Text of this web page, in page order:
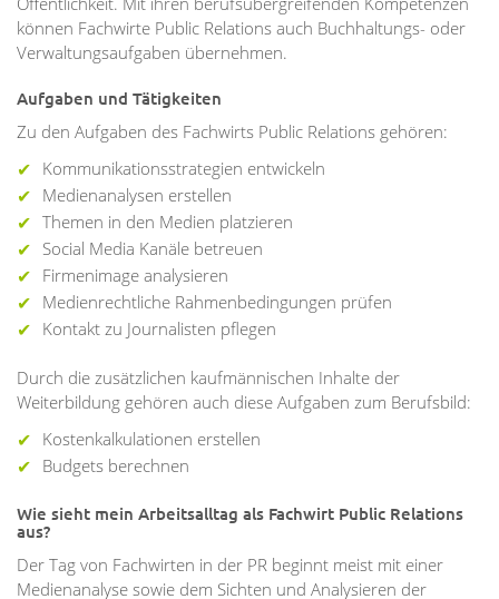
können Fachwirte Public Relations auch Buchhaltungs- oder
Verwaltungsaufgaben übernehmen.
Aufgaben und Tätigkeiten
Zu den Aufgaben des Fachwirts Public Relations gehören:
Kommunikationsstrategien entwickeln
Medienanalysen erstellen
Themen in den Medien platzieren
Social Media Kanäle betreuen
Firmenimage analysieren
Medienrechtliche Rahmenbedingungen prüfen
Kontakt zu Journalisten pflegen
Durch die zusätzlichen kaufmännischen Inhalte der
Weiterbildung gehören auch diese Aufgaben zum Berufsbild:
Kostenkalkulationen erstellen
Budgets berechnen
Wie sieht mein Arbeitsalltag als Fachwirt Public Relations
aus?
Der Tag von Fachwirten in der PR beginnt meist mit einer
Medienanalyse sowie dem Sichten und Analysieren der